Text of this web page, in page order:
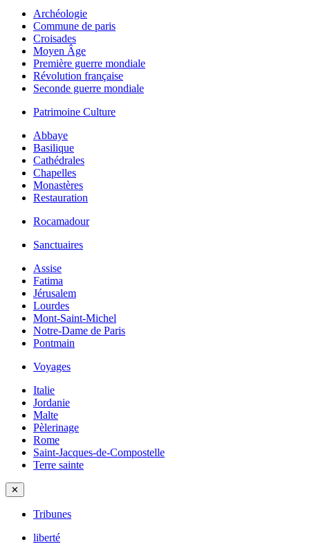
Archéologie
Commune de paris
Croisades
Moyen Âge
Première guerre mondiale
Révolution française
Seconde guerre mondiale
Patrimoine Culture
Abbaye
Basilique
Cathédrales
Chapelles
Monastères
Restauration
Rocamadour
Sanctuaires
Assise
Fatima
Jérusalem
Lourdes
Mont-Saint-Michel
Notre-Dame de Paris
Pontmain
Voyages
Italie
Jordanie
Malte
Pèlerinage
Rome
Saint-Jacques-de-Compostelle
Terre sainte
✕
Tribunes
liberté